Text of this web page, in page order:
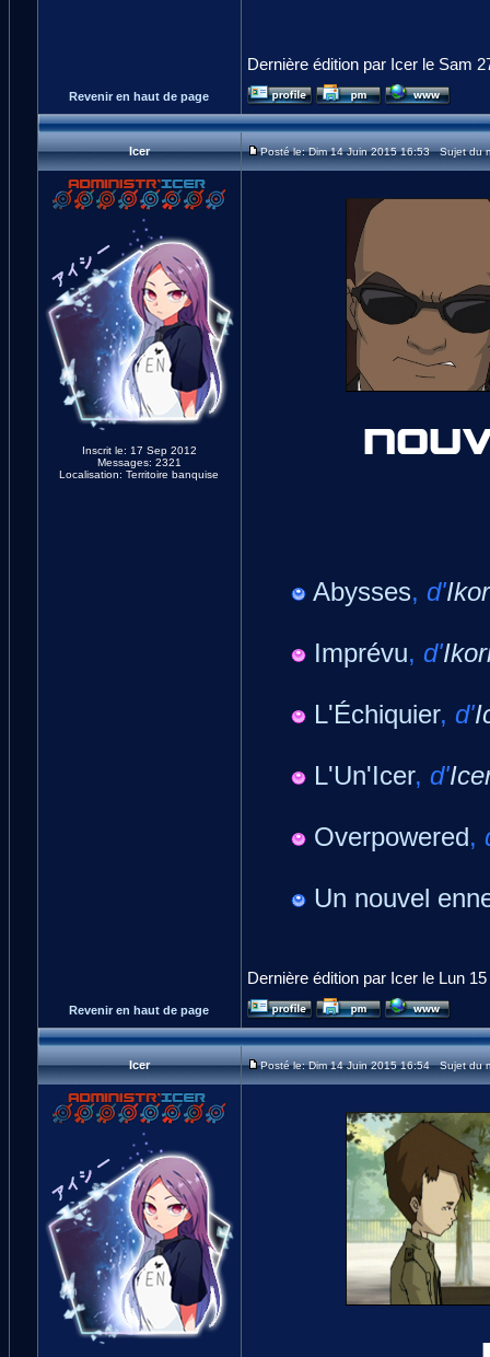
Dernière édition par Icer le Sam
Revenir en haut de page
Icer Posté le: Dim 14 Juin 2015 16:53 Sujet du
Inscrit le: 17 Sep 2012
Messages: 2321
Localisation: Territoire banquise
Abysses, d'
Imprévu, d'
L'Échiquier, d'
L'Un'Icer, d'
Overpowered,
Un nouvel
Dernière édition par Icer le Lun
Revenir en haut de page
Icer Posté le: Dim 14 Juin 2015 16:54 Sujet du